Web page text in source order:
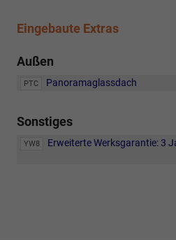
Eingebaute Extras
Außen
PTC Panoramaglassdach
Sonstiges
YW8
Erweiterte Werksgarantie: 3